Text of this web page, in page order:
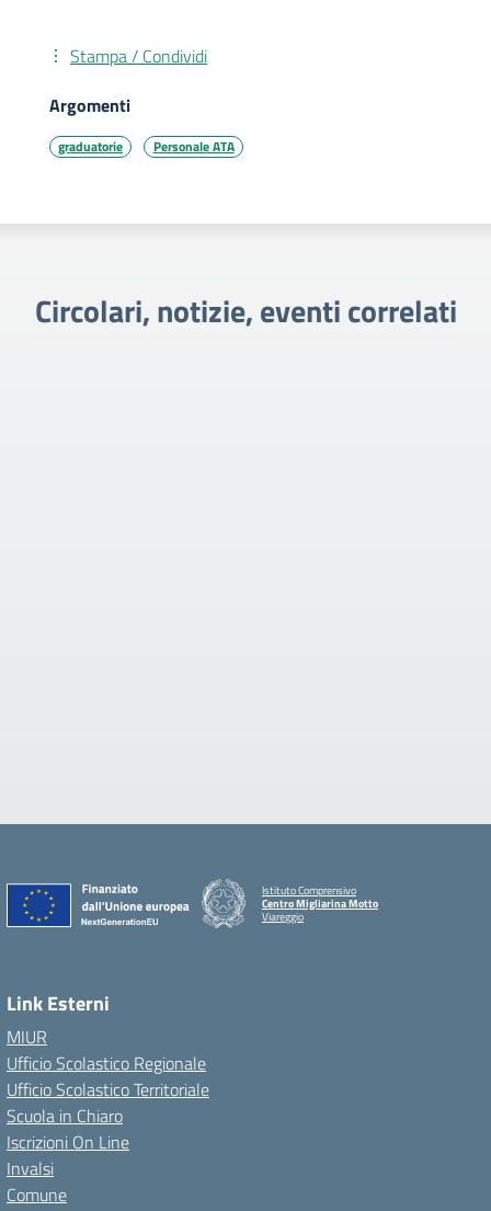
Stampa / Condividi
Argomenti
graduatorie Personale ATA
Circolari, notizie, eventi correlati
Istituto Comprensivo
Centro Migliarina Motto
Viareggio
Link Esterni
MIUR
Ufficio Scolastico Regionale
Ufficio Scolastico Territoriale
Scuola in Chiaro
Iscrizioni On Line
Invalsi
Comune